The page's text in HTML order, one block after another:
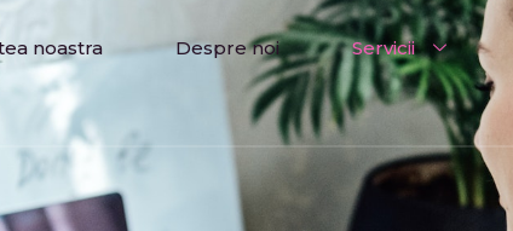
noastra Despre noi Servicii